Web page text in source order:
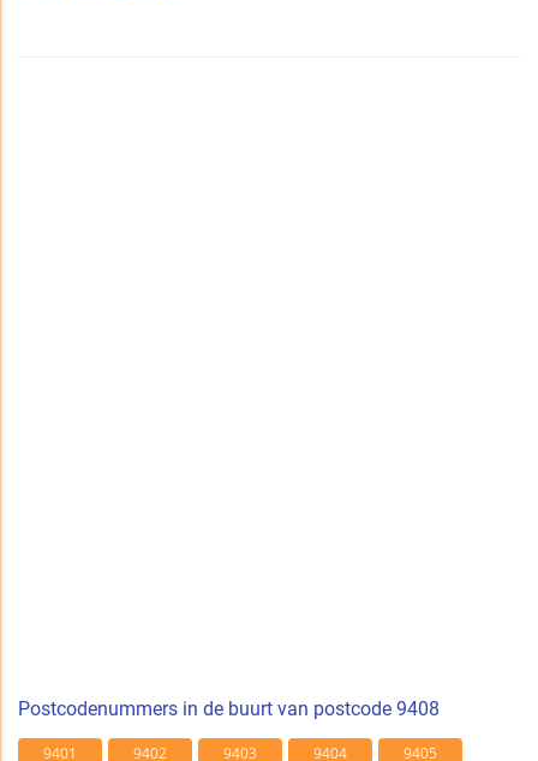
Postcodenummers in de buurt van postcode 9408
9401 9402 9403 9404
9405